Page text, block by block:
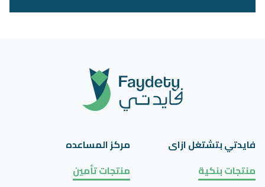
فايدتي بتشتغل ازاى
مركز المساعده
منتجات بنكية
منتجات تأمين